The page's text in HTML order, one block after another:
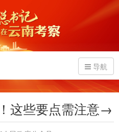
导航
这些要点需注意→